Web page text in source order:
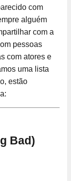
com
alguém
com a
pessoas
com atores e
uma lista
estão
Bad)